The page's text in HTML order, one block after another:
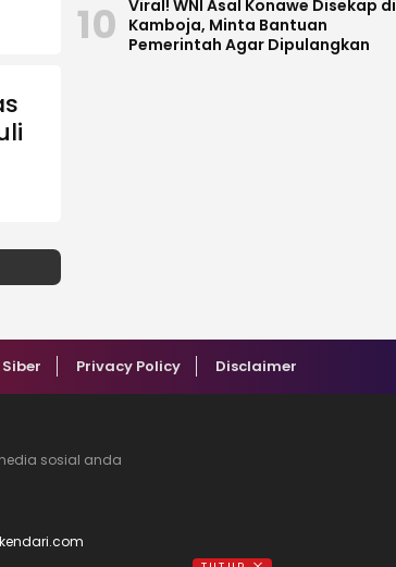
10 Viral! WNI Asal Konawe Disekap di
Kamboja, Minta Bantuan
Pemerintah Agar Dipulangkan
Privacy Policy Disclaimer
sosial anda